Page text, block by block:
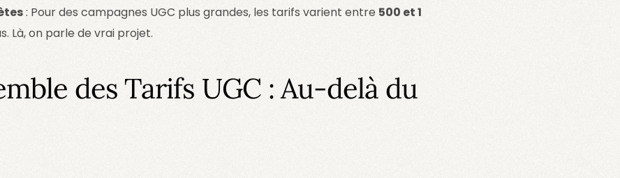
: Pour des campagnes UGC plus grandes, les tarifs varient entre 500 et 1
Là, on parle de vrai projet.
des Tarifs UGC : Au-delà du